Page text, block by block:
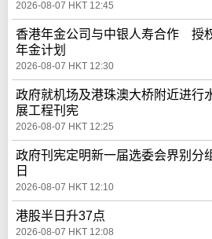
2026-08-07 HKT 12:45
香港年金公司与中银人寿合作 授
年金计划
2026-08-07 HKT 12:30
政府就机场及港珠澳大桥附近进行
展工程刊宪
2026-08-07 HKT 12:25
政府刊宪定明新一届选委会界别分
日
2026-08-07 HKT 12:10
港股半日升37点
2026-08-07 HKT 12:08